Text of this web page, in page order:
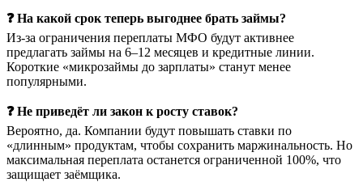
❓ На какой срок теперь выгоднее брать займы?
Из-за ограничения переплаты МФО будут активнее
предлагать займы на 6–12 месяцев и кредитные линии.
Короткие «микрозаймы до зарплаты» станут менее
популярными.
❓ Не приведёт ли закон к росту ставок?
Вероятно, да. Компании будут повышать ставки по
«длинным» продуктам, чтобы сохранить маржинальность. Но
максимальная переплата останется ограниченной 100%, что
защищает заёмщика.